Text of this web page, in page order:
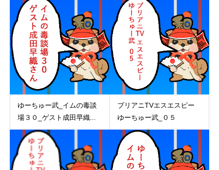
ゆーちゅー武_イムの毒談
場３０_ゲスト成田早織...
ブリアニTVエスエスピー
ゆーちゅー武_０５